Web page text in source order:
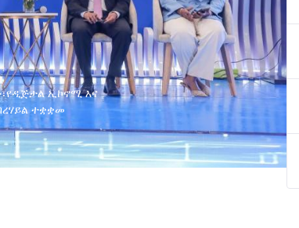
ኢኮኖሚ እና
ተቋቋመ